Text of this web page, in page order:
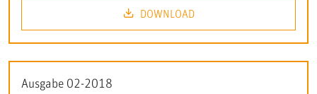
DOWNLOAD
Ausgabe 02-2018